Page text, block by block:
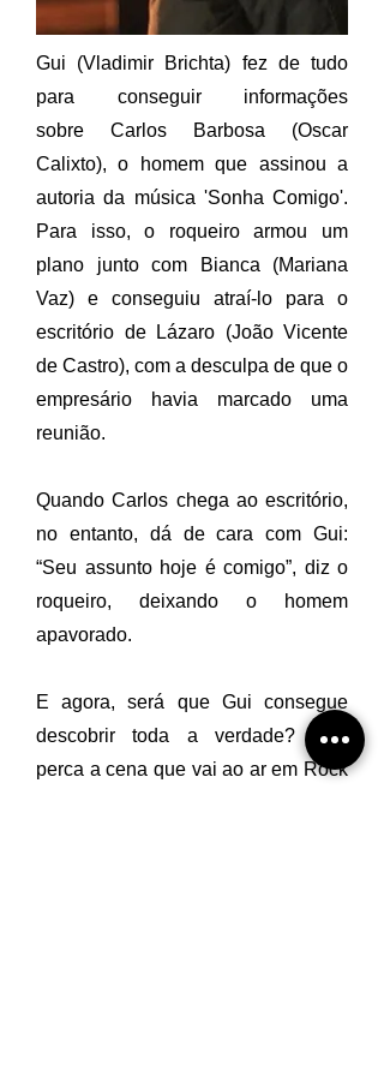
Gui (Vladimir Brichta) fez de tudo
para conseguir informações
sobre Carlos Barbosa (Oscar
Calixto), o homem que assinou a
autoria da música 'Sonha Comigo'.
Para isso, o roqueiro armou um
plano junto com Bianca (Mariana
Vaz) e conseguiu atraí-lo para o
escritório de Lázaro (João Vicente
de Castro), com a desculpa de que o
empresário havia marcado uma
reunião.
Quando Carlos chega ao escritório,
no entanto, dá de cara com Gui:
“Seu assunto hoje é comigo”, diz o
roqueiro, deixando o homem
apavorado.
E agora, será que Gui consegue
descobrir toda a verdade? Não
perca a cena que vai ao ar em Rock